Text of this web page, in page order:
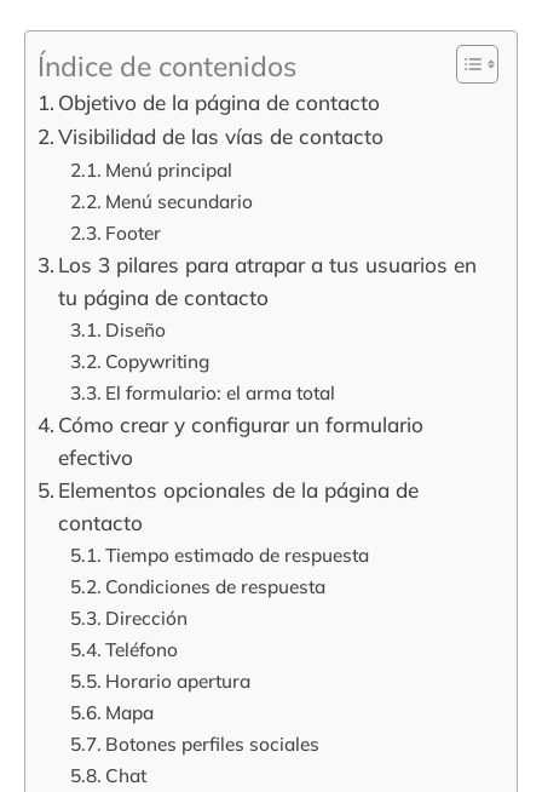
Índice de contenidos
Objetivo de la página de contacto
Visibilidad de las vías de contacto
Menú principal
Menú secundario
Footer
Los 3 pilares para atrapar a tus usuarios en
tu página de contacto
Diseño
Copywriting
El formulario: el arma total
Cómo crear y configurar un formulario
efectivo
Elementos opcionales de la página de
contacto
Tiempo estimado de respuesta
Condiciones de respuesta
Dirección
Teléfono
Horario apertura
Mapa
Botones perfiles sociales
Chat